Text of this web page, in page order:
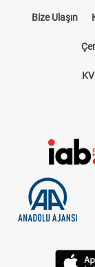
Bize Ulaşın